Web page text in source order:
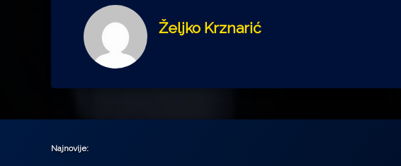
Željko Krznarić
Najnovije: